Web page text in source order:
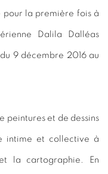
pour la première fois à
Dalila Dalléas
9 décembre 2016 au
peintures et de dessins
intime et collective à
la cartographie. En